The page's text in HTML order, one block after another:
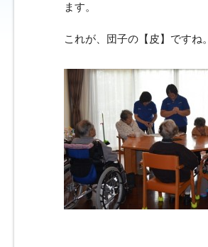
ます。
これが、団子の【皮】ですね。